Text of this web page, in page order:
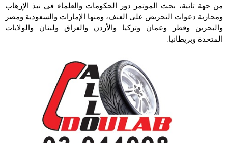
من جهة ثانية، بحث المؤتمر دور الحكومات والعلماء في نبذ الاٍرهاب
ومحاربة دعوات التحريض على العنف، ومنها الإمارات والسعودية ومصر
والبحرين وقطر وعمان وتركيا والأردن والعراق ولبنان والولايات
المتحدة وبريطانيا.